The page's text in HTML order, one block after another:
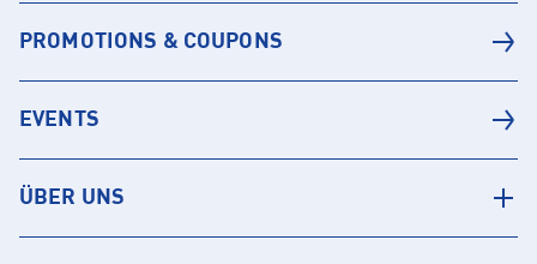
PROMOTIONS & COUPONS
EVENTS
ÜBER UNS